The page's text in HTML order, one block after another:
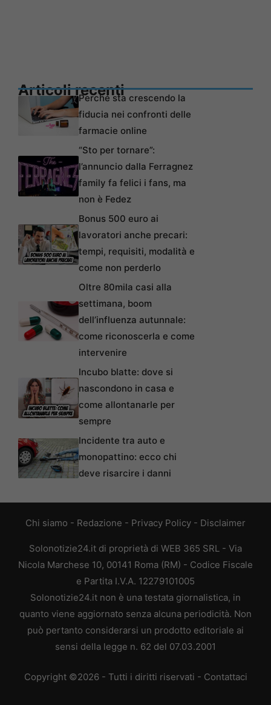
Articoli recentiPerché sta crescendo la
fiducia nei confronti delle
farmacie online
“Sto per tornare”:
l’annuncio dalla Ferragnez
family fa felici i fans, ma
non è Fedez
Bonus 500 euro ai
lavoratori anche precari:
tempi, requisiti, modalità e
come non perderlo
Oltre 80mila casi alla
settimana, boom
dell’influenza autunnale:
come riconoscerla e come
intervenire
Incubo blatte: dove si
nascondono in casa e
come allontanarle per
sempre
Incidente tra auto e
monopattino: ecco chi
deve risarcire i danni
Chi siamo - Redazione - Privacy Policy - Disclaimer
Solonotizie24.it di proprietà di WEB 365 SRL - Via
Nicola Marchese 10, 00141 Roma (RM) - Codice Fiscale
e Partita I.V.A. 12279101005
Solonotizie24.it non è una testata giornalistica, in
quanto viene aggiornato senza alcuna periodicità. Non
può pertanto considerarsi un prodotto editoriale ai
sensi della legge n. 62 del 07.03.2001
Copyright ©2026 - Tutti i diritti riservati - Contattaci